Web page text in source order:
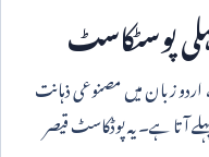
پوسٹکاسٹ
زبان میں مصنوعی ذہانت
آتا ہے۔ یہ پوڈکاسٹ قیصر